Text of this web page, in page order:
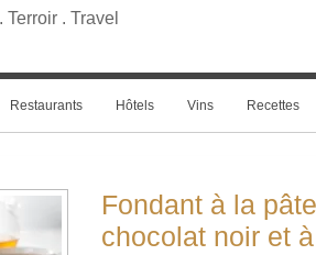
. Travel
Restaurants Hôtels Vins Recettes
Fondant à la
chocolat noir et